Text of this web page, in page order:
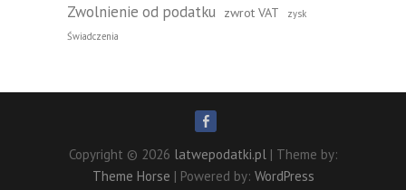
Zwolnienie od podatku zwrot VAT
zysk
Świadczenia
Copyright © 2026 latwepodatki.pl| Theme by:
Theme Horse | Powered by: WordPress